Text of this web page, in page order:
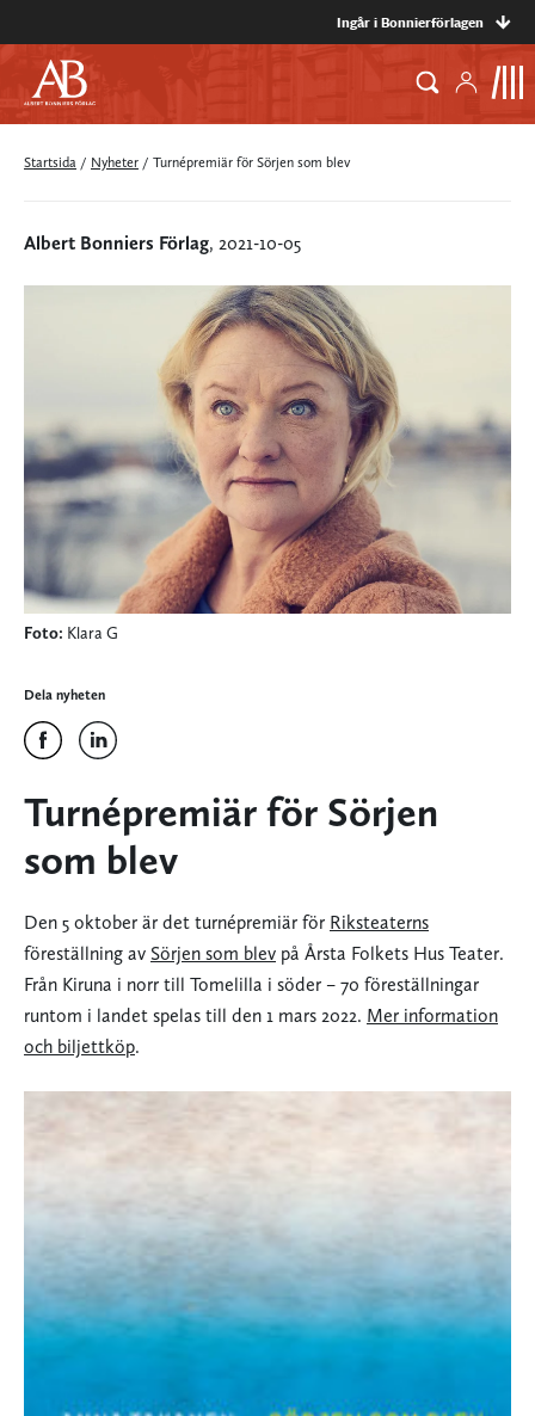
Ingår i Bonnierförlagen
Startsida / Nyheter / Turnépremiär för Sörjen som blev
Albert Bonniers Förlag, 2021-10-05
Foto: Klara G
Dela nyheten
Turnépremiär för Sörjen
som blev
Den 5 oktober är det turnépremiär för Riksteaterns
föreställning av Sörjen som blev på Årsta Folkets Hus Teater.
Från Kiruna i norr till Tomelilla i söder ­– 70 föreställningar
runtom i landet spelas till den 1 mars 2022. Mer information
och biljettköp.